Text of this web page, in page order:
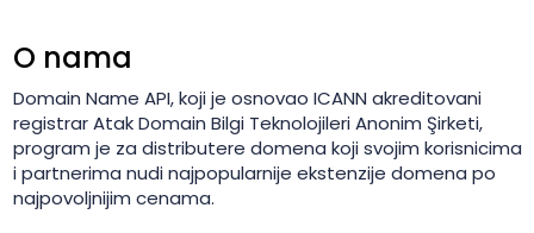
O nama
Domain Name API, koji je osnovao ICANN akreditovani
registrar Atak Domain Bilgi Teknolojileri Anonim Şirketi,
program je za distributere domena koji svojim korisnicima
i partnerima nudi najpopularnije ekstenzije domena po
najpovoljnijim cenama.